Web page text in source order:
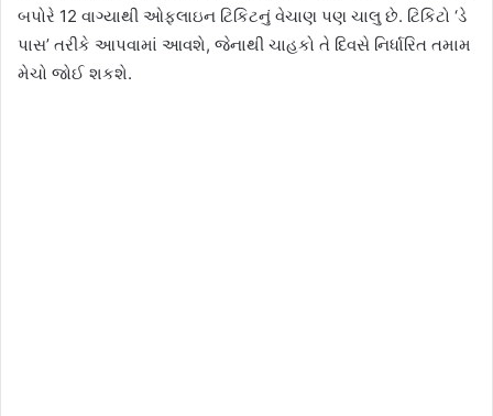
બપોરે 12 વાગ્યાથી ઓફલાઇન ટિકિટનું વેચાણ પણ ચાલુ છે. ટિકિટો ‘ડે
પાસ’ તરીકે આપવામાં આવશે, જેનાથી ચાહકો તે દિવસે નિર્ધારિત તમામ
મેચો જોઈ શકશે.